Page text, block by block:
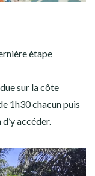
étape
sur la côte
1h30 chacun puis
accéder.